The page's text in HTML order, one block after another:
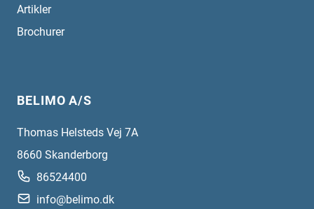
Artikler
Brochurer
BELIMO A/S
Thomas Helsteds Vej 7A
8660 Skanderborg
86524400
info@belimo.dk